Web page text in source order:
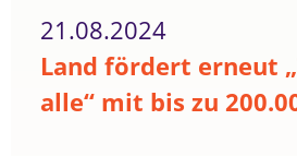
21.08.2024
Land fördert erneut
alle“ mit bis zu